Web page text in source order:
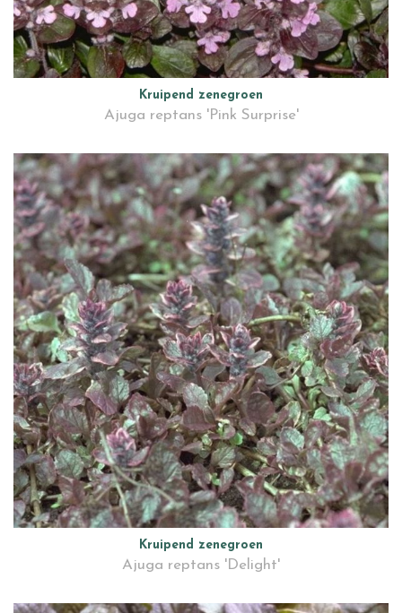
Kruipend zenegroen
Ajuga reptans 'Pink Surprise'
Kruipend zenegroen
Ajuga reptans 'Delight'